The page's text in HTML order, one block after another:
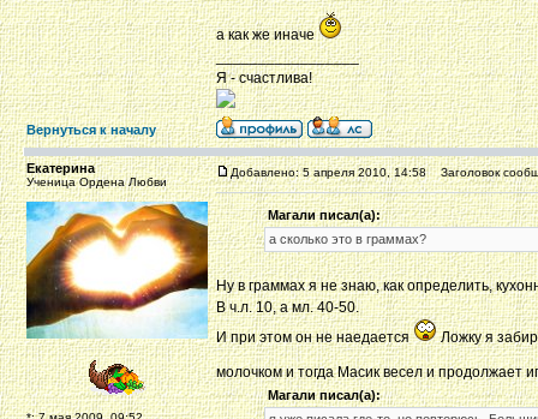
а как же иначе
_________________
Я - счастлива!
Вернуться к началу
Екатерина
Ученица Ордена Любви
Добавлено: 5 апреля 2010, 14:58 Заголовок
Магали писал(а):
а сколько это в граммах?
Ну в граммах я не знаю, как определить,
В ч.л. 10, а мл. 40-50.
И при этом он не наедается
Ложку я
молочком и тогда Масик весел и продолжает
Магали писал(а):